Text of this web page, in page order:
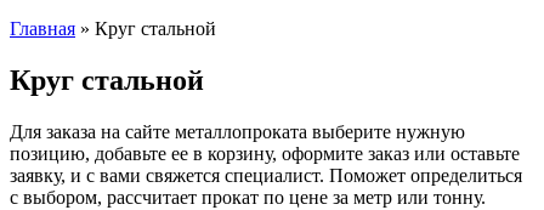
Главная » Круг стальной
Круг стальной
Для заказа на сайте металлопроката выберите нужную
позицию, добавьте ее в корзину, оформите заказ или оставьте
заявку, и с вами свяжется специалист. Поможет определиться
с выбором, рассчитает прокат по цене за метр или тонну.